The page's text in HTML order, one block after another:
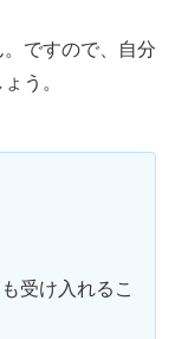
ですので、自分
う。
受け入れるこ